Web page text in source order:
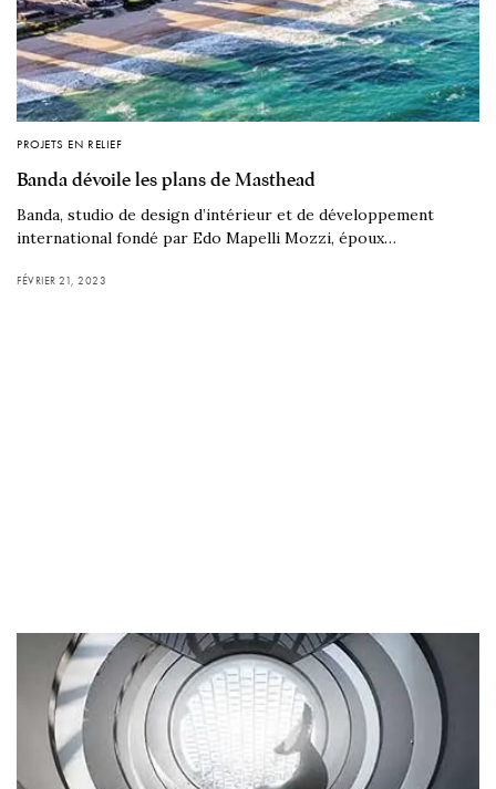
PROJETS EN RELIEF
Banda dévoile les plans de Masthead
Banda, studio de design d’intérieur et de développement
international fondé par Edo Mapelli Mozzi, époux…
FÉVRIER 21, 2023